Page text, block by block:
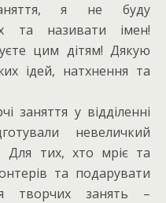
я не буду
та називати імен!
цим дітям! Дякую
ідей, натхнення та
заняття у відділенні
невеличкий
Для тих, хто мріє та
та подарувати
творчих занять –